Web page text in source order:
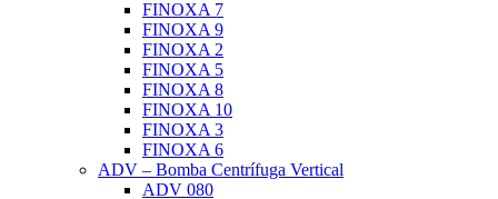
FINOXA 7
FINOXA 9
FINOXA 2
FINOXA 5
FINOXA 8
FINOXA 10
FINOXA 3
FINOXA 6
ADV – Bomba Centrífuga Vertical
ADV 080